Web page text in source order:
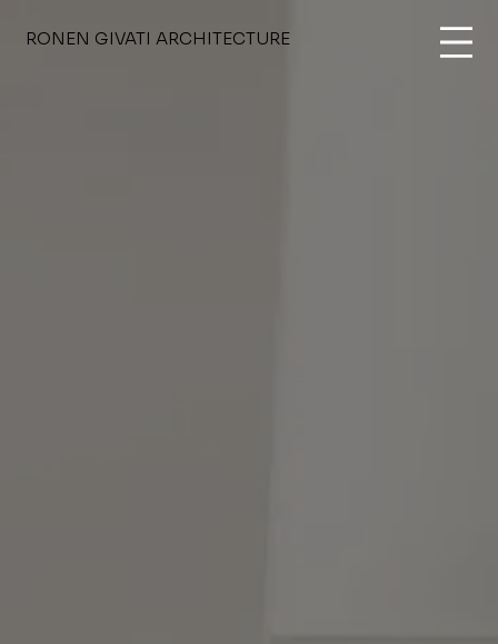
RONEN GIVATI ARCHITECTURE